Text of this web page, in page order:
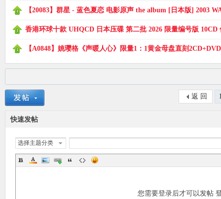
【20083】群星 - 蓝色夏恋 电影原声 the album [日本版] 2003
香港环球十款 UHQCD 日本压碟 第二批 2026 限量编号版 10CD
【A0848】姚璎格《声暖人心》限量1：1黄金母盘直刻
返 回
快速发帖
选择主题分类
您需要登录后才可以发帖